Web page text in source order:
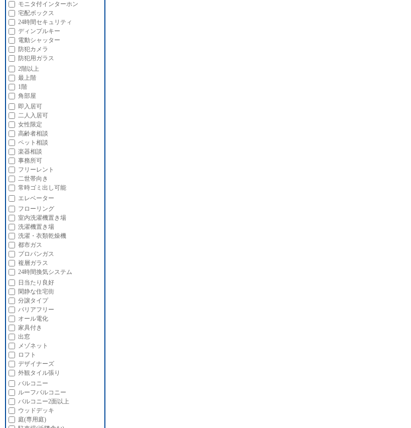
モニタ付インターホン
宅配ボックス
24時間セキュリティ
ディンプルキー
電動シャッター
防犯カメラ
防犯用ガラス
2階以上
最上階
1階
角部屋
即入居可
二人入居可
女性限定
高齢者相談
ペット相談
楽器相談
事務所可
フリーレント
二世帯向き
常時ゴミ出し可能
エレベーター
フローリング
室内洗濯機置き場
洗濯機置き場
洗濯・衣類乾燥機
都市ガス
プロパンガス
複層ガラス
24時間換気システム
日当たり良好
閑静な住宅街
分譲タイプ
バリアフリー
オール電化
家具付き
出窓
メゾネット
ロフト
デザイナーズ
外観タイル張り
バルコニー
ルーフバルコニー
バルコニー2面以上
ウッドデッキ
庭(専用庭)